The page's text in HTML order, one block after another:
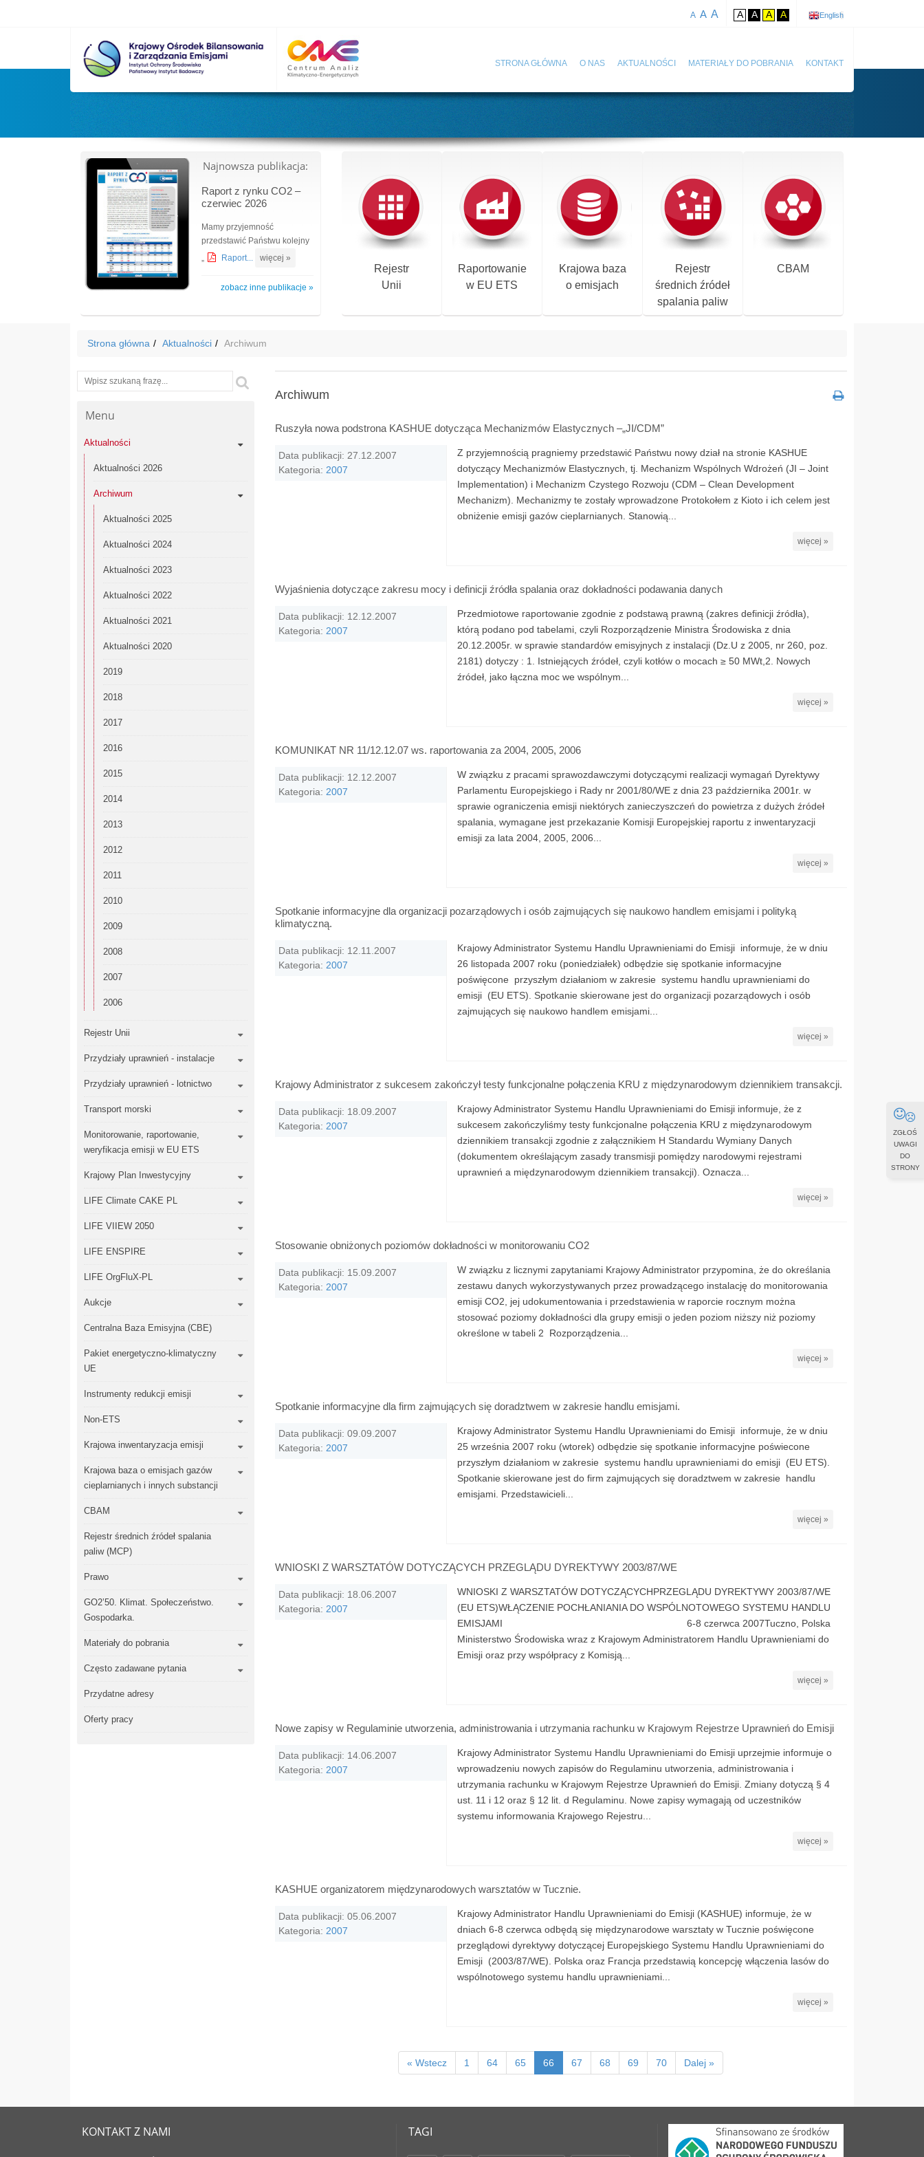
A A A A A A A English
STRONA GŁÓWNA O NAS AKTUALNOŚCI MATERIAŁY DO POBRANIA KONTAKT
Najnowsza publikacja:
Raport z rynku CO2 –
czerwiec 2026
Mamy przyjemność
przedstawić Państwu kolejny
„
Raport... więcej »
zobacz inne publikacje »
Rejestr
Unii
Raportowanie
w EU ETS
Krajowa baza
o emisjach
Rejestr
średnich źródeł
spalania paliw
CBAM
Strona główna Aktualności Archiwum
Wyszukiwarka
Menu
Aktualności
Aktualności 2026
Archiwum
Aktualności 2025
Aktualności 2024
Aktualności 2023
Aktualności 2022
Aktualności 2021
Aktualności 2020
2019
2018
2017
2016
2015
2014
2013
2012
2011
2010
2009
2008
2007
2006
Rejestr Unii
Przydziały uprawnień - instalacje
Przydziały uprawnień - lotnictwo
Transport morski
Monitorowanie, raportowanie,
weryfikacja emisji w EU ETS
Krajowy Plan Inwestycyjny
LIFE Climate CAKE PL
LIFE VIIEW 2050
LIFE ENSPIRE
LIFE OrgFluX-PL
Aukcje
Centralna Baza Emisyjna (CBE)
Pakiet energetyczno-klimatyczny
UE
Instrumenty redukcji emisji
Non-ETS
Krajowa inwentaryzacja emisji
Krajowa baza o emisjach gazów
cieplarnianych i innych substancji
CBAM
Rejestr średnich źródeł spalania
paliw (MCP)
Prawo
GO2’50. Klimat. Społeczeństwo.
Gospodarka.
Materiały do pobrania
Często zadawane pytania
Przydatne adresy
Oferty pracy
Archiwum
Ruszyła nowa podstrona KASHUE dotycząca Mechanizmów Elastycznych –„JI/CDM”
Data publikacji: 27.12.2007
Kategoria: 2007
Z przyjemnością pragniemy przedstawić Państwu nowy dział na stronie KASHUE
dotyczący Mechanizmów Elastycznych, tj. Mechanizm Wspólnych Wdrożeń (JI – Joint
Implementation) i Mechanizm Czystego Rozwoju (CDM – Clean Development
Mechanizm). Mechanizmy te zostały wprowadzone Protokołem z Kioto i ich celem jest
obniżenie emisji gazów cieplarnianych. Stanowią...
więcej »
Wyjaśnienia dotyczące zakresu mocy i definicji źródła spalania oraz dokładności podawania danych
Data publikacji: 12.12.2007
Kategoria: 2007
Przedmiotowe raportowanie zgodnie z podstawą prawną (zakres definicji źródła),
którą podano pod tabelami, czyli Rozporządzenie Ministra Środowiska z dnia
20.12.2005r. w sprawie standardów emisyjnych z instalacji (Dz.U z 2005, nr 260, poz.
2181) dotyczy : 1. Istniejących źródeł, czyli kotłów o mocach ≥ 50 MWt,2. Nowych
źródeł, jako łączna moc we wspólnym...
więcej »
KOMUNIKAT NR 11/12.12.07 ws. raportowania za 2004, 2005, 2006
Data publikacji: 12.12.2007
Kategoria: 2007
W związku z pracami sprawozdawczymi dotyczącymi realizacji wymagań Dyrektywy
Parlamentu Europejskiego i Rady nr 2001/80/WE z dnia 23 października 2001r. w
sprawie ograniczenia emisji niektórych zanieczyszczeń do powietrza z dużych źródeł
spalania, wymagane jest przekazanie Komisji Europejskiej raportu z inwentaryzacji
emisji za lata 2004, 2005, 2006...
więcej »
Spotkanie informacyjne dla organizacji pozarządowych i osób zajmujących się naukowo handlem emisjami i polityką
klimatyczną.
Data publikacji: 12.11.2007
Kategoria: 2007
Krajowy Administrator Systemu Handlu Uprawnieniami do Emisji informuje, że w dniu
26 listopada 2007 roku (poniedziałek) odbędzie się spotkanie informacyjne
poświęcone przyszłym działaniom w zakresie systemu handlu uprawnieniami do
emisji (EU ETS). Spotkanie skierowane jest do organizacji pozarządowych i osób
zajmujących się naukowo handlem emisjami...
więcej »
Krajowy Administrator z sukcesem zakończył testy funkcjonalne połączenia KRU z międzynarodowym dziennikiem transakcji.
Data publikacji: 18.09.2007
Kategoria: 2007
Krajowy Administrator Systemu Handlu Uprawnieniami do Emisji informuje, że z
sukcesem zakończyliśmy testy funkcjonalne połączenia KRU z międzynarodowym
dziennikiem transakcji zgodnie z załącznikiem H Standardu Wymiany Danych
(dokumentem określającym zasady transmisji pomiędzy narodowymi rejestrami
uprawnień a międzynarodowym dziennikiem transakcji). Oznacza...
więcej »
Stosowanie obniżonych poziomów dokładności w monitorowaniu CO2
Data publikacji: 15.09.2007
Kategoria: 2007
W związku z licznymi zapytaniami Krajowy Administrator przypomina, że do określania
zestawu danych wykorzystywanych przez prowadzącego instalację do monitorowania
emisji CO2, jej udokumentowania i przedstawienia w raporcie rocznym można
stosować poziomy dokładności dla grupy emisji o jeden poziom niższy niż poziomy
określone w tabeli 2 Rozporządzenia...
więcej »
Spotkanie informacyjne dla firm zajmujących się doradztwem w zakresie handlu emisjami.
Data publikacji: 09.09.2007
Kategoria: 2007
Krajowy Administrator Systemu Handlu Uprawnieniami do Emisji informuje, że w dniu
25 września 2007 roku (wtorek) odbędzie się spotkanie informacyjne poświecone
przyszłym działaniom w zakresie systemu handlu uprawnieniami do emisji (EU ETS).
Spotkanie skierowane jest do firm zajmujących się doradztwem w zakresie handlu
emisjami. Przedstawicieli...
więcej »
WNIOSKI Z WARSZTATÓW DOTYCZĄCYCH PRZEGLĄDU DYREKTYWY 2003/87/WE
Data publikacji: 18.06.2007
Kategoria: 2007
WNIOSKI Z WARSZTATÓW DOTYCZĄCYCHPRZEGLĄDU DYREKTYWY 2003/87/WE
(EU ETS)WŁĄCZENIE POCHŁANIANIA DO WSPÓLNOTOWEGO SYSTEMU HANDLU
EMISJAMI 6-8 czerwca 2007Tuczno, Polska
Ministerstwo Środowiska wraz z Krajowym Administratorem Handlu Uprawnieniami do
Emisji oraz przy współpracy z Komisją...
więcej »
Nowe zapisy w Regulaminie utworzenia, administrowania i utrzymania rachunku w Krajowym Rejestrze Uprawnień do Emisji
Data publikacji: 14.06.2007
Kategoria: 2007
Krajowy Administrator Systemu Handlu Uprawnieniami do Emisji uprzejmie informuje o
wprowadzeniu nowych zapisów do Regulaminu utworzenia, administrowania i
utrzymania rachunku w Krajowym Rejestrze Uprawnień do Emisji. Zmiany dotyczą § 4
ust. 11 i 12 oraz § 12 lit. d Regulaminu. Nowe zapisy wymagają od uczestników
systemu informowania Krajowego Rejestru...
więcej »
KASHUE organizatorem międzynarodowych warsztatów w Tucznie.
Data publikacji: 05.06.2007
Kategoria: 2007
Krajowy Administrator Handlu Uprawnieniami do Emisji (KASHUE) informuje, że w
dniach 6-8 czerwca odbędą się międzynarodowe warsztaty w Tucznie poświęcone
przeglądowi dyrektywy dotyczącej Europejskiego Systemu Handlu Uprawnieniami do
Emisji (2003/87/WE). Polska oraz Francja przedstawią koncepcję włączenia lasów do
wspólnotowego systemu handlu uprawnieniami...
więcej »
« Wstecz 1 64 65 66 67 68 69 70 Dalej »
KONTAKT Z NAMI TAGI
ZGŁOŚ
UWAGI
DO
STRONY